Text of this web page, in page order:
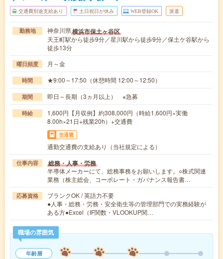
交通費別途支給あり 土日祝日が休み WEB登録OK 派遣
勤務地 神奈川県横浜市保土ヶ谷区
天王町駅から徒歩9分／星川駅から徒歩9分／保土ケ谷駅から
徒歩13分
曜日頻度 月～金
時間 ★9:00～17:50（休憩時間 12:00～12:50）
期間 即日～長期（3ヵ月以上） ※急募
時給
1,600円【月収例】約308,000円（時給1,600円×実働
8.00h×21日+残業20h）+交通費
交通費
通勤交通費の支給あり（当社規定による）
仕事内容 総務・人事・労務
半導体メーカーにて、総務事務をお願いします。○株式関連
業務（株主総会、コーポレート・ガバナンス報告書…
応募資格
ブランクOK / 英語力不要
●人事・総務・労務・安全衛生等の管理部門での実務経験が
ある方●Excel（IF関数・VLOOKUP関…
職場の雰囲気
年齢層